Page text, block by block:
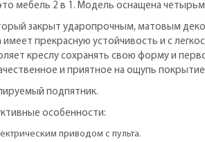
мебель 2 в 1. Модель оснащена
закрыт ударопрочным, матовым
прекрасную устойчивость и с
креслу сохранять свою форму и
и приятное на ощупь
подпятник.
особенности:
приводом с пульта.